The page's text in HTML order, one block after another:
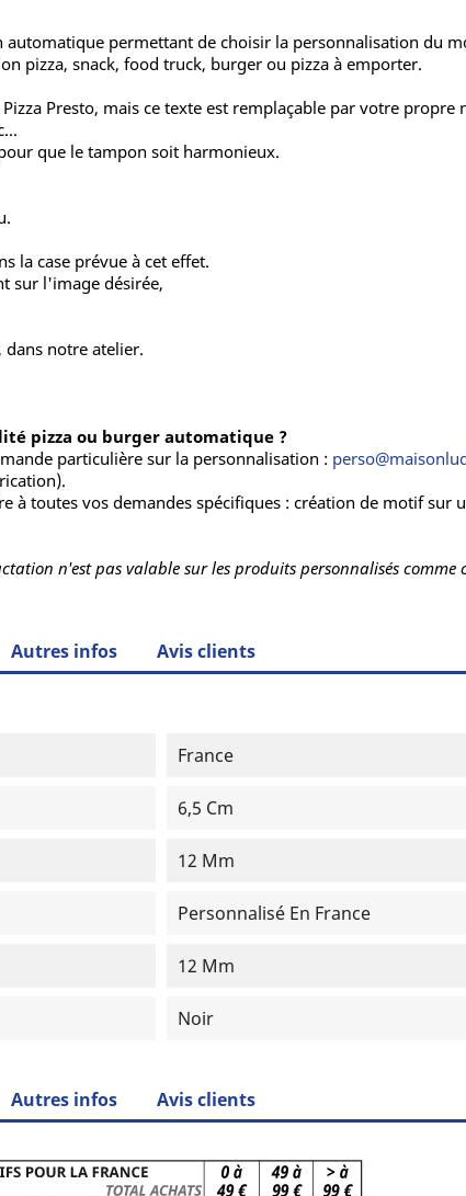
permettant de choisir la personnalisation du
pizza, snack, food truck, burger ou pizza à emporter.
Presto, mais ce texte est remplaçable par votre propre
que le tampon soit harmonieux.
la case prévue à cet effet.
sur l'image désirée,
dans notre atelier.
pizza ou burger automatique ?
particulière sur la personnalisation :
à toutes vos demandes spécifiques : création de motif sur
n'est pas valable sur les produits personnalisés comme
Autres infos Avis clients
France
6,5 Cm
12 Mm
Personnalisé En France
12 Mm
Noir
Autres infos Avis clients